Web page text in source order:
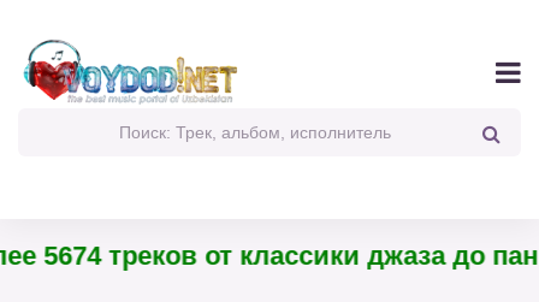
треков от классики джаза до панк-